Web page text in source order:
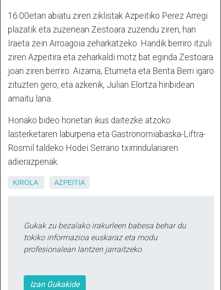
16:00etan abiatu ziren ziklistak Azpeitiko Perez Arregi
plazatik eta zuzenean Zestoara zuzendu ziren, han
Iraeta zein Arroagoia zeharkatzeko. Handik berriro itzuli
ziren Azpeitira eta zeharkaldi motz bat eginda Zestoara
joan ziren berriro. Aizarna, Etumeta eta Benta Berri igaro
zituzten gero, eta azkenik, Julian Elortza hiribidean
amaitu lana.
Honako bideo honetan ikus daitezke atzoko
lasterketaren laburpena eta Gastronomiabaska-Liftra-
Rosmil taldeko Hodei Serrano txirrindulariaren
adierazpenak.
KIROLA AZPEITIA
Gukak zu bezalako irakurleen babesa behar du
tokiko informazioa euskaraz eta modu
profesionalean lantzen jarraitzeko.
Izan Gukakide